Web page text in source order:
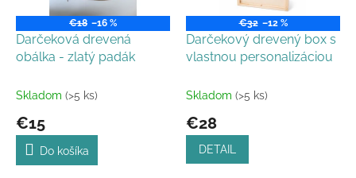
o
u
€18 –16 %
Darčeková drevená
obálka - zlatý padák
Skladom (>5 ks)
€15
Do košíka
€32 –12 %
Darčekový drevený box s
vlastnou personalizáciou
Skladom (>5 ks)
€28
DETAIL